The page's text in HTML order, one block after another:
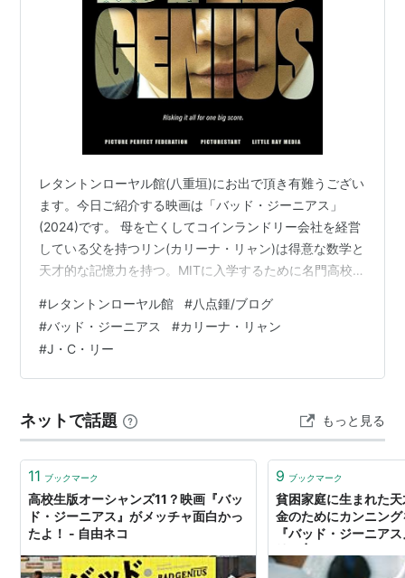
レタントンローヤル館(八重垣)にお出で頂き有難うござい
ます。今日ご紹介する映画は「バッド・ジーニアス」
(2024)です。 母を亡くしてコインランドリー会社を経営
している父を持つリン(カリーナ・リャン)は得意な数学と
天才的な記憶力を持つ。MITに入学するために名門高校に
解答を消しゴムに書いて、靴の中に入れて親友の足元に
軽く蹴っ飛ばした処、旨くいき彼女は好成績を得ること
ができた。そんな時、仲間の男から今年のSATを合格す
る為に助けてくれないかと懇願されるのだが… この映画
ニアス 危険な天才たち」のハ…
#レタントンローヤル館 #八点鍾/ブログ
#バッド・ジーニアス #カリーナ・リャン
#J・C・リー
ネットで話題 もっと見る
11 ブックマーク
高校生版オーシャンズ11？映画『バッ
ド・ジーニアス』がメッチャ面白かっ
たよ！ - 自由ネコ
9 ブックマーク
貧困家庭に生まれた
金のためにカンニン
『バッド・ジーニア